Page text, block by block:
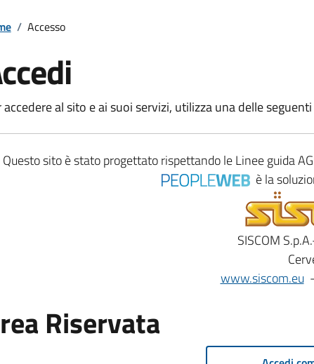
/ Accesso
accedere al sito e ai suoi servizi, utilizza una delle
Questo sito è stato progettato rispettando leLinee guida
è la
SISCOM
www.siscom.eu-
Riservata